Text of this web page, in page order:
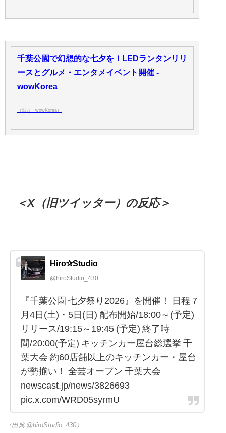
千葉公園で幻想的な七夕を！LEDランタンリリ
ースとグルメ・エンタメイベント開催 -
wowKorea
（出典：wowKorea）
＜X（旧ツイッター）の反応＞
Hiro✰Studio
@hiroStudio_430
『千葉公園 七夕祭り2026』を開催！ 日程 7
月4日(土)・5日(日) 配布開始/18:00～(予定)
リリース/19:15～19:45 (予定) 終了時
間/20:00(予定) キッチンカー屋台総選挙 千
葉大会 約60店舗以上のキッチンカー・屋台
が勢揃い！ 全芸オープン 千葉大会
newscast.jp/news/3826693
pic.x.com/WRD05syrmU
（出典 @hiroStudio_430）